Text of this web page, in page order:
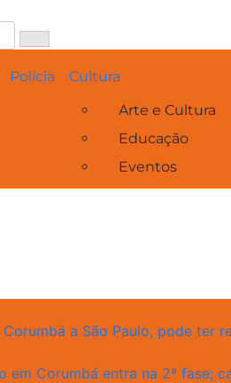
Polícia
Cultura
Arte e Cultura
Educação
Eventos
a São Paulo, pode
em Corumbá entra na 2ª fase;